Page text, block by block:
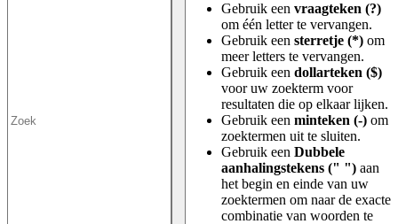
Gebruik een vraagteken (?)
om één letter te vervangen.
Gebruik een sterretje (*) om
meer letters te vervangen.
Gebruik een dollarteken ($)
voor uw zoekterm voor
resultaten die op elkaar lijken.
Gebruik een minteken (-) om
zoektermen uit te sluiten.
Gebruik een Dubbele
aanhalingstekens (" ") aan
het begin en einde van uw
zoektermen om naar de exacte
combinatie van woorden te